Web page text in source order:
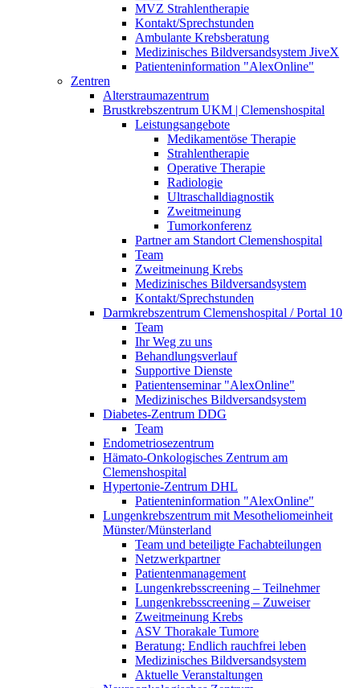
MVZ Strahlentherapie
Kontakt/Sprechstunden
Ambulante Krebsberatung
Medizinisches Bildversandsystem JiveX
Patienteninformation "AlexOnline"
Zentren
Alterstraumazentrum
Brustkrebszentrum UKM | Clemenshospital
Leistungsangebote
Medikamentöse Therapie
Strahlentherapie
Operative Therapie
Radiologie
Ultraschalldiagnostik
Zweitmeinung
Tumorkonferenz
Partner am Standort Clemenshospital
Team
Zweitmeinung Krebs
Medizinisches Bildversandsystem
Kontakt/Sprechstunden
Darmkrebszentrum Clemenshospital / Portal 10
Team
Ihr Weg zu uns
Behandlungsverlauf
Supportive Dienste
Patientenseminar "AlexOnline"
Medizinisches Bildversandsystem
Diabetes-Zentrum DDG
Team
Endometriosezentrum
Hämato-Onkologisches Zentrum am
Clemenshospital
Hypertonie-Zentrum DHL
Patienteninformation "AlexOnline"
Lungenkrebszentrum mit Mesotheliomeinheit
Münster/Münsterland
Team und beteiligte Fachabteilungen
Netzwerkpartner
Patientenmanagement
Lungenkrebsscreening – Teilnehmer
Lungenkrebsscreening – Zuweiser
Zweitmeinung Krebs
ASV Thorakale Tumore
Beratung: Endlich rauchfrei leben
Medizinisches Bildversandsystem
Aktuelle Veranstaltungen